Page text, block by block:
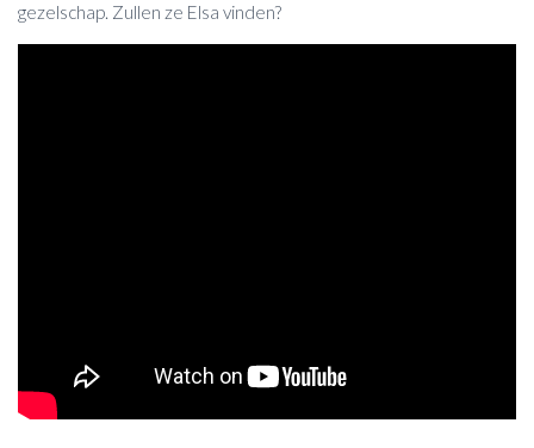
gezelschap. Zullen ze Elsa vinden?